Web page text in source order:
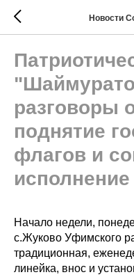
Новости
разговоры
поднятие
флагов и
Начало недели,
с.Жуково Уфимского
традиционная,
линейка, внос и